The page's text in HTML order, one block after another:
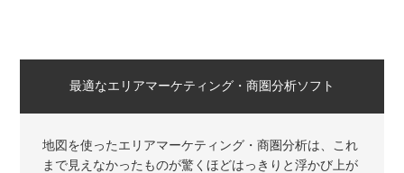
最適なエリアマーケティング・商圏分析ソフト
地図を使ったエリアマーケティング・商圏分析は、これ
まで見えなかったものが驚くほどはっきりと浮かび上が